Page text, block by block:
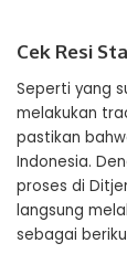
Cek Resi
Seperti yang
melakukan
pastikan
Indonesia.
proses di
langsung
sebagai